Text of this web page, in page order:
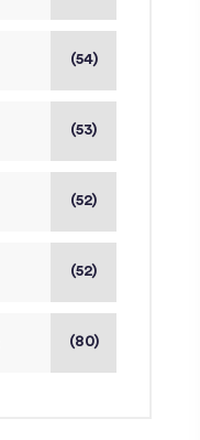
(54)
(53)
(52)
(52)
(80)